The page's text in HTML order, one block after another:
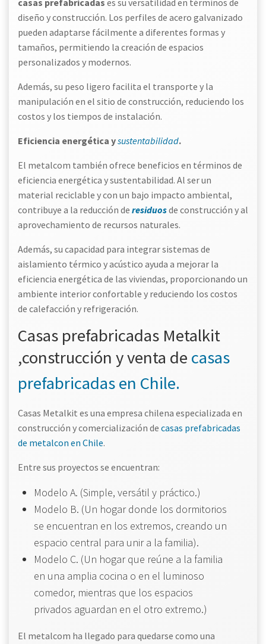
casas prefabricadas es su versatilidad en términos de
diseño y construcción. Los perfiles de acero galvanizado
pueden adaptarse fácilmente a diferentes formas y
tamaños, permitiendo la creación de espacios
personalizados y modernos.
Además, su peso ligero facilita el transporte y la
manipulación en el sitio de construcción, reduciendo los
costos y los tiempos de instalación.
Eficiencia energética ysustentabilidad.
El metalcom también ofrece beneficios en términos de
eficiencia energética y sustentabilidad. Al ser un
material reciclable y con un bajo impacto ambiental,
contribuye a la reducción de residuosde construcción y al
aprovechamiento de recursos naturales.
Además, su capacidad para integrar sistemas de
aislamiento térmico y acústico ayuda a mejorar la
eficiencia energética de las viviendas, proporcionando un
ambiente interior confortable y reduciendo los costos
de calefacción y refrigeración.
Casas prefabricadas Metalkit
,construcción y venta de casas
prefabricadas en Chile.
Casas Metalkit es una empresa chilena especializada en
construcción y comercialización de casas prefabricadas
de metalcon en Chile.
Entre sus proyectos se encuentran:
Modelo A. (Simple, versátil y práctico.)
Modelo B. (Un hogar donde los dormitorios
se encuentran en los extremos, creando un
espacio central para unir a la familia).
Modelo C. (Un hogar que reúne a la familia
en una amplia cocina o en el luminoso
comedor, mientras que los espacios
privados aguardan en el otro extremo.)
El metalcom ha llegado para quedarse como una